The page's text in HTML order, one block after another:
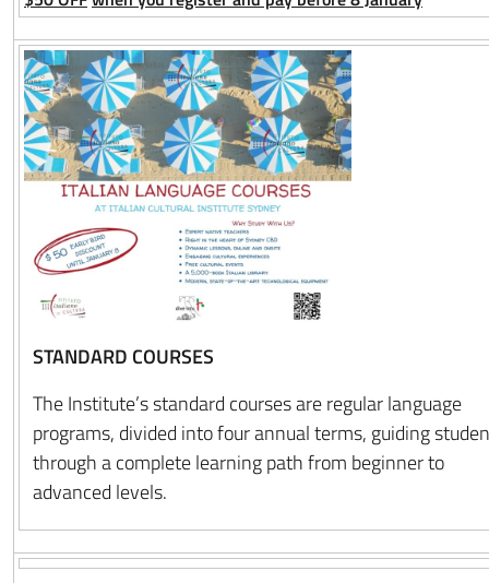
STANDARD COURSES
The Institute’s standard courses are regular language
programs, divided into four annual terms, guiding
through a complete learning path from beginner to
advanced levels.